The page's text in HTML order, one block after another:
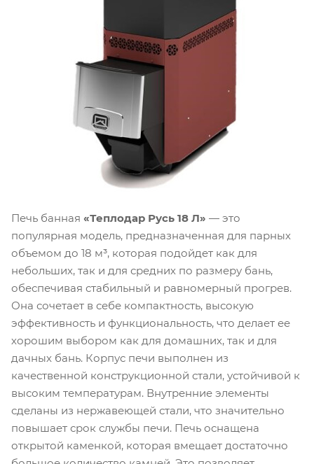
Печь банная «Теплодар Русь 18 Л» — это
популярная модель, предназначенная для парных
объемом до 18 м³, которая подойдет как для
небольших, так и для средних по размеру бань,
обеспечивая стабильный и равномерный прогрев.
Она сочетает в себе компактность, высокую
эффективность и функциональность, что делает ее
хорошим выбором как для домашних, так и для
дачных бань. Корпус печи выполнен из
качественной конструкционной стали, устойчивой к
высоким температурам. Внутренние элементы
сделаны из нержавеющей стали, что значительно
повышает срок службы печи. Печь оснащена
открытой каменкой, которая вмещает достаточно